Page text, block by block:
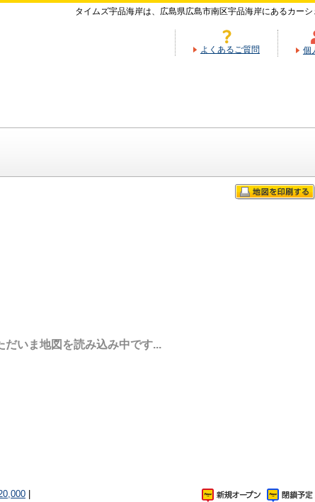
タイムズ宇品海岸は、広島県広島市南区宇品海岸にあるカーシ
よくあるご質問 個
だいま地図を読み込み中です...